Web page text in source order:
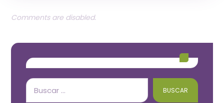
Comments are disabled.
BUSCAR